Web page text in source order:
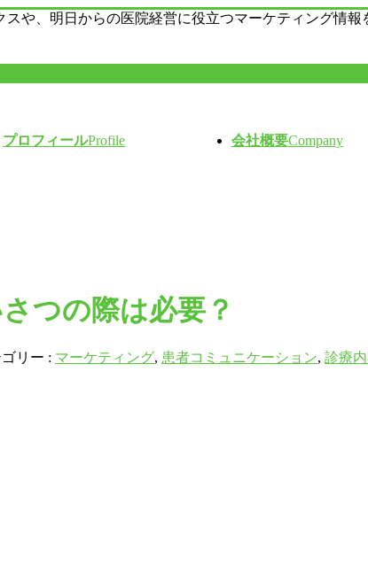
や、明日からの医院経営に役立つマーケティング情報
プロフィールProfile 会社概要Company
つの際は必要？
リー : マーケティング, 患者コミュニケーション, 診療